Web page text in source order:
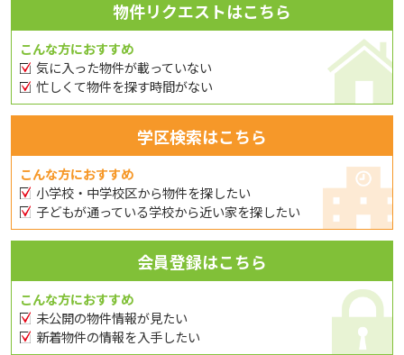
物件リクエストはこちら
こんな方におすすめ
気に入った物件が載っていない
忙しくて物件を探す時間がない
学区検索はこちら
こんな方におすすめ
小学校・中学校区から物件を探したい
子どもが通っている学校から近い家を探したい
会員登録はこちら
こんな方におすすめ
未公開の物件情報が見たい
新着物件の情報を入手したい